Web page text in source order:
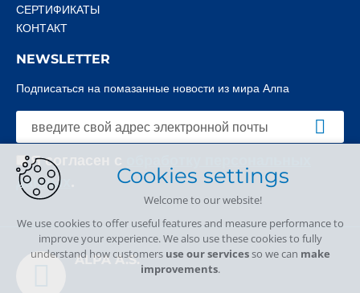
СЕРТИФИКАТЫ
КОНТАКТ
NEWSLETTER
Подписаться на помазанные новости из мира Алпа
Я согласен с
данных
ALPA A.S.
Cookies settings
Welcome to our website!
We use cookies to offer useful features and measure performance to
improve your experience. We also use these cookies to fully
understand how customers use our servicesso we can make
improvements.